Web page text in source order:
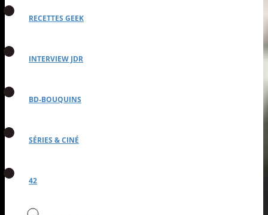
RECETTES GEEK
INTERVIEW JDR
BD-BOUQUINS
SÉRIES & CINÉ
42